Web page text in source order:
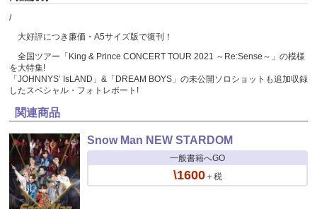
/
大好評につき廉価・A5サイズ版で復刊！
全国ツアー「King & Prince CONCERT TOUR 2021 ～Re:Sense～」の模様
を大特集!
「JOHNNYS’ IsLAND」&「DREAM BOYS」の未公開ソロショットも追加収録
したスペシャル・フォトレポート!
関連商品
Snow Man NEW STARDOM
一般書籍へGO
\1600＋税